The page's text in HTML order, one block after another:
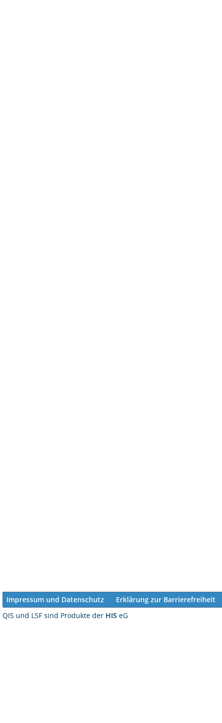
Impressum und Datenschutz
Erklärung zur Barrierefreiheit
QIS und LSF sind Produkte der HIS eG